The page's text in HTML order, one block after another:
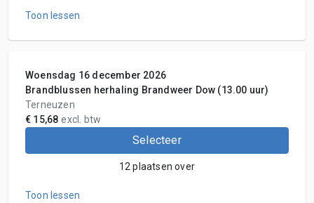
Toon lessen
Woensdag 16 december 2026
Brandblussen herhaling Brandweer Dow (13.00 uur)
Terneuzen
€ 15,68 excl. btw
Selecteer
12 plaatsen over
Toon lessen